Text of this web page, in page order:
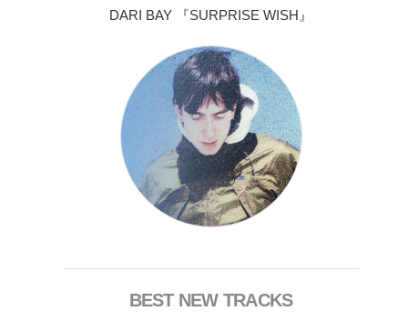
DARI BAY 『SURPRISE WISH』
BEST NEW TRACKS